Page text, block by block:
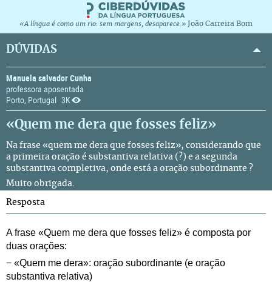
«A língua é como um rio: sem margens, desaparece.» João Carreira Bom
DÚVIDAS
Manuela salvador Cunha
professora aposentada
Porto, Portugal 3K
«Quem me dera que fosses feliz»
Na frase «quem me dera que fosses feliz», considerando que
a primeira oração é substantiva relativa (?) e a segunda
substantiva completiva, onde está a oração subordinante ?
Muito obrigada.
Resposta
A frase «Quem me dera que fosses feliz» é composta por
duas orações:
− «Quem me dera»: oração subordinante (e oração
substantiva relativa)